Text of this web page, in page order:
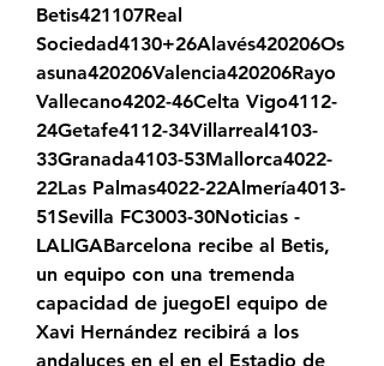
Betis421107Real
Sociedad4130+26Alavés420206Os
asuna420206Valencia420206Rayo
Vallecano4202-46Celta Vigo4112-
24Getafe4112-34Villarreal4103-
33Granada4103-53Mallorca4022-
22Las Palmas4022-22Almería4013-
51Sevilla FC3003-30Noticias -
LALIGABarcelona recibe al Betis,
un equipo con una tremenda
capacidad de juegoEl equipo de
Xavi Hernández recibirá a los
andaluces en el en el Estadio de